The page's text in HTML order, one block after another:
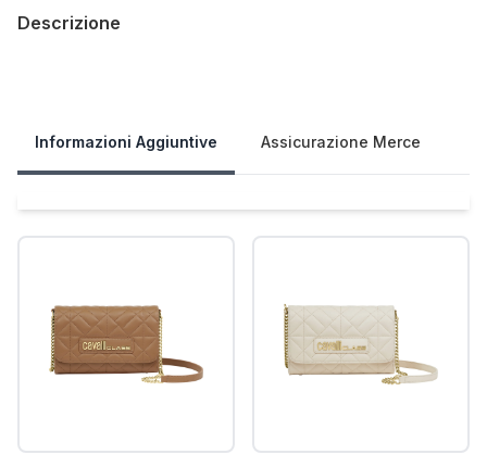
Descrizione
Informazioni Aggiuntive Assicurazione Merce